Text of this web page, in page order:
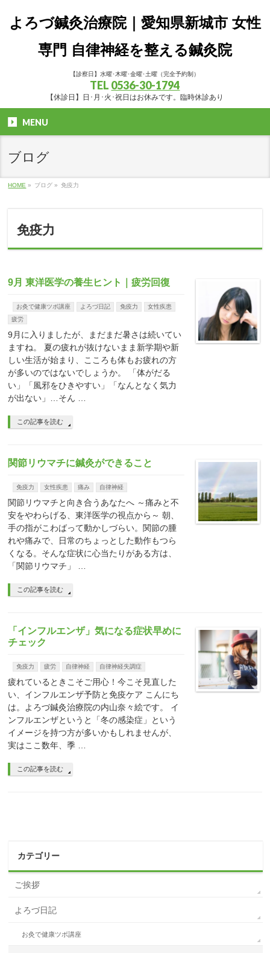
よろづ鍼灸治療院｜愛知県新城市 女性
専門 自律神経を整える鍼灸院
【診察日】水曜･木曜･金曜･土曜（完全予約制）
TEL 0536-30-1794
【休診日】日･月･火･祝日はお休みです。臨時休診あり
MENU
ブログ
HOME » ブログ » 免疫力
免疫力
9月 東洋医学の養生ヒント｜疲労回復
お灸で健康ツボ講座 よろづ日記 免疫力
女性疾患
疲労
9月に入りましたが、まだまだ暑さは続いてい
ますね。 夏の疲れが抜けないまま新学期や新
しい生活が始まり、こころも体もお疲れの方
が多いのではないでしょうか。 「体がだる
い」「風邪をひきやすい」「なんとなく気力
が出ない」…そん …
この記事を読む
関節リウマチに鍼灸ができること
免疫力 女性疾患 痛み 自律神経
関節リウマチと向き合うあなたへ ～痛みと不
安をやわらげる、東洋医学の視点から～ 朝、
手の指がこわばって動かしづらい。関節の腫
れや痛みで、日常のちょっとした動作もつら
くなる。そんな症状に心当たりがある方は、
「関節リウマチ」 …
この記事を読む
「インフルエンザ」気になる症状早めに
チェック
免疫力 疲労 自律神経 自律神経失調症
疲れているときこそご用心！今こそ見直した
い、インフルエンザ予防と免疫ケア こんにち
は。よろづ鍼灸治療院の内山奈々絵です。 イ
ンフルエンザというと「冬の感染症」という
イメージを持つ方が多いかもしれませんが、
実はここ数年、季 …
この記事を読む
カテゴリー
ご挨拶
よろづ日記
お灸で健康ツボ講座